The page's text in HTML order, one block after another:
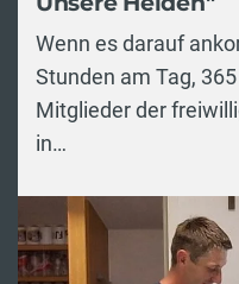
Wenn es darauf
Stunden am Tag,
Mitglieder der
in…